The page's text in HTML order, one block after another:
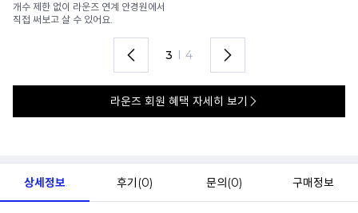
가까운 안경원으로 배송받아
렌즈 맞춤부터 피팅까지 편하게!
4 I 4
라운즈 회원 혜택 자세히 보기
상세정보 후기(0) 문의(0) 구매정보